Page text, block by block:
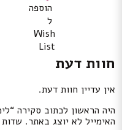
הוספה
ל
Wish
List
חוות דעת
אין עדיין חוות דעת.
היה הראשון לכתוב סקירה
האימייל לא יוצג באתר.